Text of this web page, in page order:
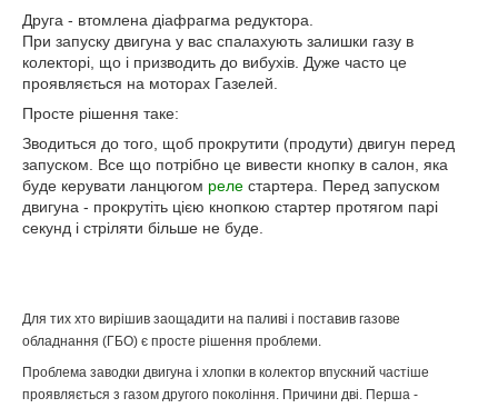
Друга - втомлена діафрагма редуктора.
При запуску двигуна у вас спалахують залишки газу в
колекторі, що і призводить до вибухів. Дуже часто це
проявляється на моторах Газелей.
Просте рішення таке:
Зводиться до того, щоб прокрутити (продути) двигун перед
запуском. Все що потрібно це вивести кнопку в салон, яка
буде керувати ланцюгом реле стартера. Перед запуском
двигуна - прокрутіть цією кнопкою стартер протягом парі
секунд і стріляти більше не буде.
Для тих хто вирішив заощадити на паливі і поставив газове
обладнання (ГБО) є просте рішення проблеми.
Проблема заводки двигуна і хлопки в колектор впускний частіше
проявляється з газом другого покоління. Причини дві. Перша -